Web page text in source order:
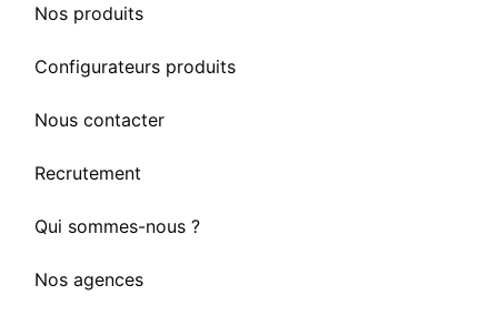
Nos produits
Configurateurs produits
Nous contacter
Recrutement
Qui sommes-nous ?
Nos agences